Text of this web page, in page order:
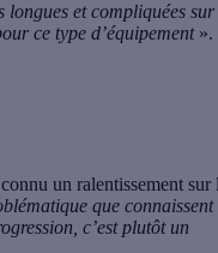
longues et compliquées sur
ce type d’équipement».
un ralentissement sur
que connaissent
c’est plutôt un